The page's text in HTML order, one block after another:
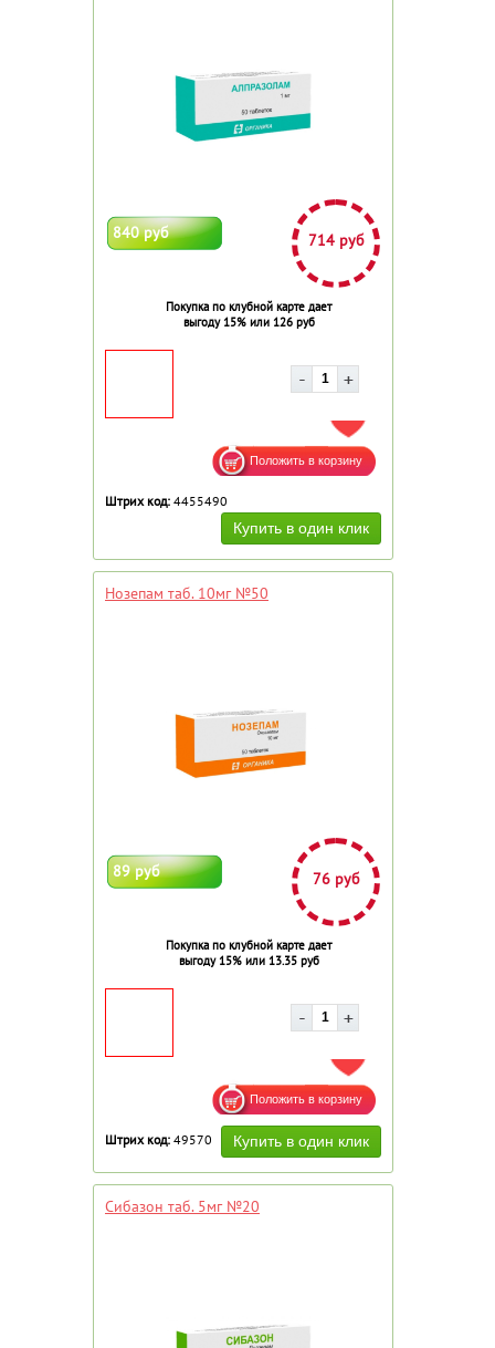
840 руб 714 руб
Покупка по клубной карте дает
выгоду 15% или 126 руб
ДОБАВИТЬ В ИЗБРАННОЕ
Штрих код: 4455490
Нозепам таб. 10мг №50
89 руб 76 руб
Покупка по клубной карте дает
выгоду 15% или 13.35 руб
ДОБАВИТЬ В ИЗБРАННОЕ
Штрих код: 49570
Сибазон таб. 5мг №20